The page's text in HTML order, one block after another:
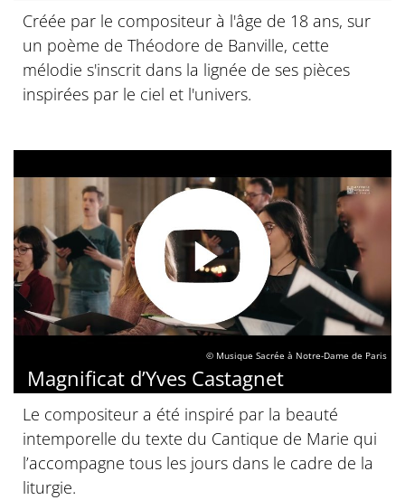
Créée par le compositeur à l'âge de 18 ans, sur
un poème de Théodore de Banville, cette
mélodie s'inscrit dans la lignée de ses pièces
inspirées par le ciel et l'univers.
© Musique Sacrée à Notre-Dame de Paris
Magnificat d’Yves Castagnet
Le compositeur a été inspiré par la beauté
intemporelle du texte du Cantique de Marie qui
l’accompagne tous les jours dans le cadre de la
liturgie.